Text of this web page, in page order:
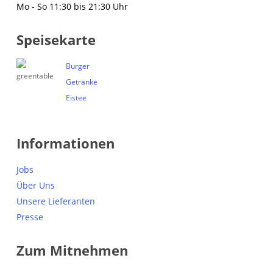
Mo - So 11:30 bis 21:30 Uhr
Speisekarte
Burger
Getränke
Eistee
Informationen
Jobs
Über Uns
Unsere Lieferanten
Presse
Zum Mitnehmen